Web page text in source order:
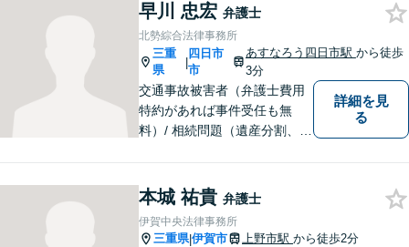
します。お困りごとは、お気
軽にご相談ください。
早川 忠宏 弁護士
北勢綜合法律事務所
三重
県
|
四日市
市
あすなろう四日市駅 から徒歩
3分
交通事故被害者（弁護士費用
特約があれば事件受任も無
料）/ 相続問題（遺産分割、遺
詳細を見
る
本城 祐貴 弁護士
伊賀中央法律事務所
三重県|伊賀市 上野市駅 から徒歩2分